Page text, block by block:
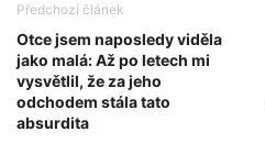
Předchozí článek
Otce jsem naposledy viděla
jako malá: Až po letech mi
vysvětlil, že za jeho
odchodem stála tato
absurdita